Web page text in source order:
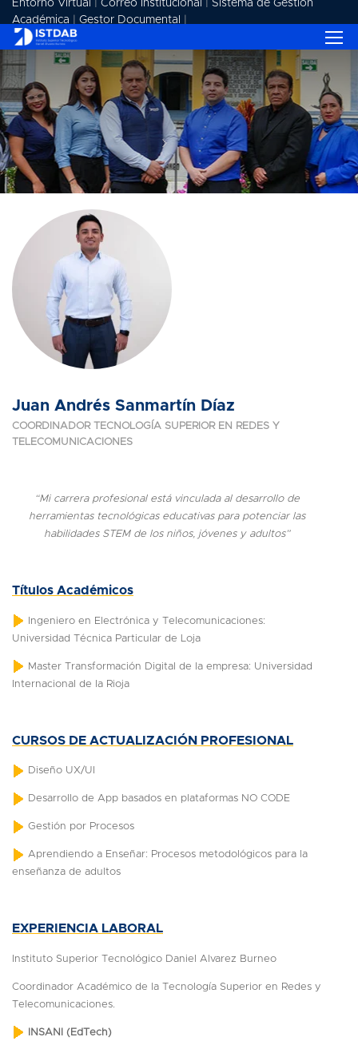
Entorno Virtual Correo Institucional
Sistema de Gestión
Académica
Gestor Documental
OUR TEAM
Home Our Team
Juan Andrés Sanmartín Díaz
COORDINADOR TECNOLOGÍA SUPERIOR EN REDES Y
TELECOMUNICACIONES
“Mi carrera profesional está vinculada al desarrollo de
herramientas tecnológicas educativas para potenciar las
habilidades STEM de los niños, jóvenes y adultos”
Títulos Académicos
Ingeniero en Electrónica y Telecomunicaciones:
Universidad Técnica Particular de Loja
Master Transformación Digital de la empresa: Universidad
Internacional de la Rioja
CURSOS DE ACTUALIZACIÓN PROFESIONAL
Diseño UX/UI
Desarrollo de App basados en plataformas NO CODE
Gestión por Procesos
Aprendiendo a Enseñar: Procesos metodológicos para la
enseñanza de adultos
EXPERIENCIA LABORAL
Instituto Superior Tecnológico Daniel Alvarez Burneo
Coordinador Académico de la Tecnología Superior en Redes y
Telecomunicaciones.
INSANI (EdTech)